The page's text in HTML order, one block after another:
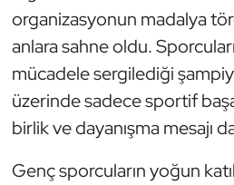
organizasyonun madalya
anlara sahne oldu.
mücadele sergilediği
üzerinde sadece sportif
birlik ve dayanışma mesajı
Genç sporcuların yoğun
Futbol
Futsal
Genel